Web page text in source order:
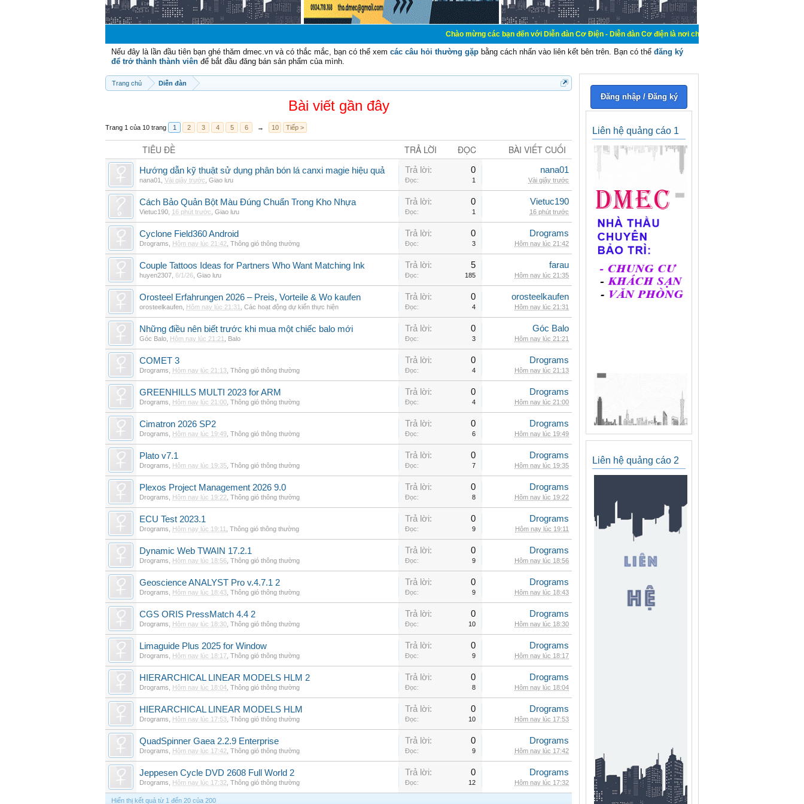
Chào mừng các bạn đến với Diễn đàn Cơ Điện - Diễn đàn Cơ điện là nơi chia sẽ kiến thức kinh nghiệm trong lãnh
Nếu đây là lần đầu tiên bạn ghé thăm dmec.vn và có thắc mắc, bạn có thể xem các câu hỏi thường gặp bằng cách nhấn vào liên kết bên trên. Bạn có thể đăng ký
để trở thành thành viên để bắt đầu đăng bán sản phẩm của mình.
Trang chủ Diễn đàn
Bài viết gần đây
Trang 1 của 10 trang 1 2 3 4 5 6 → 10 Tiếp >
TIÊU ĐỀ TRẢ LỜI ĐỌC BÀI VIẾT CUỐI
Hướng dẫn kỹ thuật sử dụng phân bón lá canxi magie hiệu quả
nana01 Vài giây trước Giao lưu
Trả lời: 0
Đọc: 1
nana01
Vài giây trước
Cách Bảo Quản Bột Màu Đúng Chuẩn Trong Kho Nhựa
Vietuc190 16 phút trước Giao lưu
Trả lời: 0
Đọc: 1
Vietuc190
16 phút trước
Cyclone Field360 Android
Drograms Hôm nay lúc 21:42 Thông gió thông thường
Trả lời: 0
Đọc: 3
Drograms
Hôm nay lúc 21:42
Couple Tattoos Ideas for Partners Who Want Matching Ink
huyen2307 6/1/26 Giao lưu
Trả lời: 5
Đọc: 185
farau
Hôm nay lúc 21:35
Orosteel Erfahrungen 2026 – Preis, Vorteile & Wo kaufen
orosteelkaufen Hôm nay lúc 21:31 Các hoạt động dự kiến thực hiện
Trả lời: 0
Đọc: 4
orosteelkaufen
Hôm nay lúc 21:31
Những điều nên biết trước khi mua một chiếc balo mới
Góc Balo Hôm nay lúc 21:21 Balo
Trả lời: 0
Đọc: 3
Góc Balo
Hôm nay lúc 21:21
COMET 3
Drograms Hôm nay lúc 21:13 Thông gió thông thường
Trả lời: 0
Đọc: 4
Drograms
Hôm nay lúc 21:13
GREENHILLS MULTI 2023 for ARM
Drograms Hôm nay lúc 21:00 Thông gió thông thường
Trả lời: 0
Đọc: 4
Drograms
Hôm nay lúc 21:00
Cimatron 2026 SP2
Drograms Hôm nay lúc 19:49 Thông gió thông thường
Trả lời: 0
Đọc: 6
Drograms
Hôm nay lúc 19:49
Plato v7.1
Drograms Hôm nay lúc 19:35 Thông gió thông thường
Trả lời: 0
Đọc: 7
Drograms
Hôm nay lúc 19:35
Plexos Project Management 2026 9.0
Drograms Hôm nay lúc 19:22 Thông gió thông thường
Trả lời: 0
Đọc: 8
Drograms
Hôm nay lúc 19:22
ECU Test 2023.1
Drograms Hôm nay lúc 19:11 Thông gió thông thường
Trả lời: 0
Đọc: 9
Drograms
Hôm nay lúc 19:11
Dynamic Web TWAIN 17.2.1
Drograms Hôm nay lúc 18:56 Thông gió thông thường
Trả lời: 0
Đọc: 9
Drograms
Hôm nay lúc 18:56
Geoscience ANALYST Pro v.4.7.1 2
Drograms Hôm nay lúc 18:43 Thông gió thông thường
Trả lời: 0
Đọc: 9
Drograms
Hôm nay lúc 18:43
CGS ORIS PressMatch 4.4 2
Drograms Hôm nay lúc 18:30 Thông gió thông thường
Trả lời: 0
Đọc: 10
Drograms
Hôm nay lúc 18:30
Limaguide Plus 2025 for Window
Drograms Hôm nay lúc 18:17 Thông gió thông thường
Trả lời: 0
Đọc: 9
Drograms
Hôm nay lúc 18:17
HIERARCHICAL LINEAR MODELS HLM 2
Drograms Hôm nay lúc 18:04 Thông gió thông thường
Trả lời: 0
Đọc: 8
Drograms
Hôm nay lúc 18:04
HIERARCHICAL LINEAR MODELS HLM
Drograms Hôm nay lúc 17:53 Thông gió thông thường
Trả lời: 0
Đọc: 10
Drograms
Hôm nay lúc 17:53
QuadSpinner Gaea 2.2.9 Enterprise
Drograms Hôm nay lúc 17:42 Thông gió thông thường
Trả lời: 0
Đọc: 9
Drograms
Hôm nay lúc 17:42
Jeppesen Cycle DVD 2608 Full World 2
Drograms Hôm nay lúc 17:32 Thông gió thông thường
Trả lời: 0
Đọc: 12
Drograms
Hôm nay lúc 17:32
Hiển thị kết quả từ 1 đến 20 của 200
Đăng nhập / Đăng ký
Liên hệ quảng cáo 1
Liên hệ quảng cáo 2